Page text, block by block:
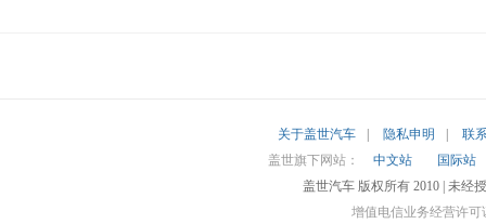
关于盖世汽车 隐私申明
联
盖世旗下网站：
中文站
国际站
盖世汽车 版权所有 2010 | 未经
增值电信业务经营许可